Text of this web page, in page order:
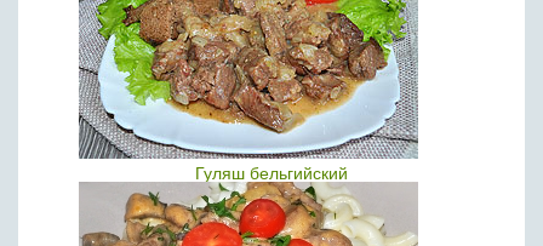
Гуляш бельгийский